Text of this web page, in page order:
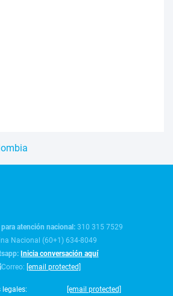
para atención nacional:310 315 7529
Nacional (60+1) 634-8049
Inicia conversación aquí
Correo: [email protected]
[email protected]